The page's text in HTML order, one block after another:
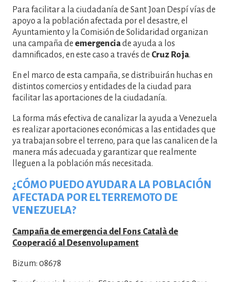
Para facilitar a la ciudadanía de Sant Joan Despí vías de
apoyo a la población afectada por el desastre, el
Ayuntamiento y la Comisión de Solidaridad organizan
una campaña de emergenciade ayuda a los
damnificados, en este caso a través de Cruz Roja.
En el marco de esta campaña, se distribuirán huchas en
distintos comercios y entidades de la ciudad para
facilitar las aportaciones de la ciudadanía.
La forma más efectiva de canalizar la ayuda a Venezuela
es realizar aportaciones económicas a las entidades que
ya trabajan sobre el terreno, para que las canalicen de la
manera más adecuada y garantizar que realmente
lleguen a la población más necesitada.
¿CÓMO PUEDO AYUDAR A LA POBLACIÓN
AFECTADA POR EL TERREMOTO DE
VENEZUELA?
Campaña de emergencia del Fons Català de
Cooperació al Desenvolupament
Bizum: 08678